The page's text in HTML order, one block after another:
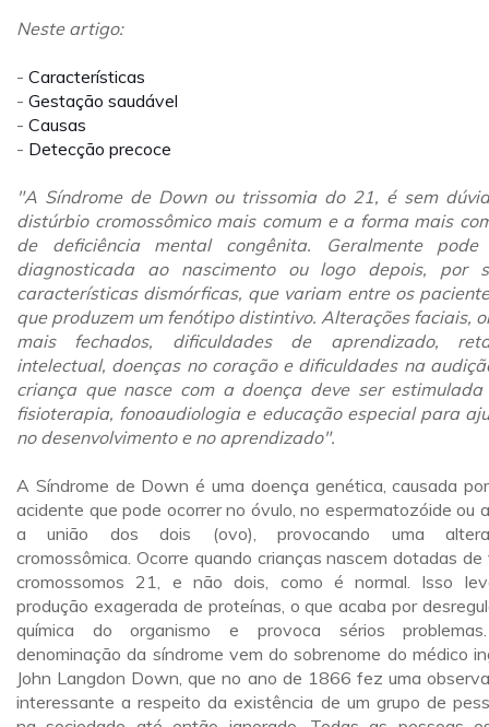
Neste artigo:
- Características
- Gestação saudável
- Causas
- Detecção precoce
"A Síndrome de Down ou trissomia do 21, é sem
distúrbio cromossômico mais comum e a forma mais
de deficiência mental congênita. Geralmente pode
diagnosticada ao nascimento ou logo depois, por
características dismórficas, que variam entre os
que produzem um fenótipo distintivo. Alterações faciais,
mais fechados, dificuldades de aprendizado,
intelectual, doenças no coração e dificuldades na
criança que nasce com a doença deve ser estimulada
fisioterapia, fonoaudiologia e educação especial para
no desenvolvimento e no aprendizado".
A Síndrome de Down é uma doença genética, causada
acidente que pode ocorrer no óvulo, no espermatozóide ou
a união dos dois (ovo), provocando uma
cromossômica. Ocorre quando crianças nascem dotadas de
cromossomos 21, e não dois, como é normal. Isso
produção exagerada de proteínas, o que acaba por
química do organismo e provoca sérios
denominação da síndrome vem do sobrenome do médico
John Langdon Down, que no ano de 1866 fez uma
interessante a respeito da existência de um grupo de